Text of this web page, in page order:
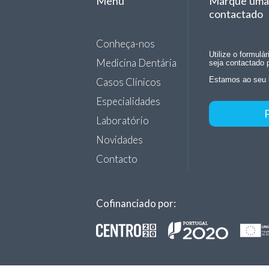
Conheça-nos
Medicina Dentária
Casos Clínicos
Especialidades
Laboratório
Novidades
Contacto
contactado
Utilize o
seja contactado
Estamos ao seu
Cofinanciado por: